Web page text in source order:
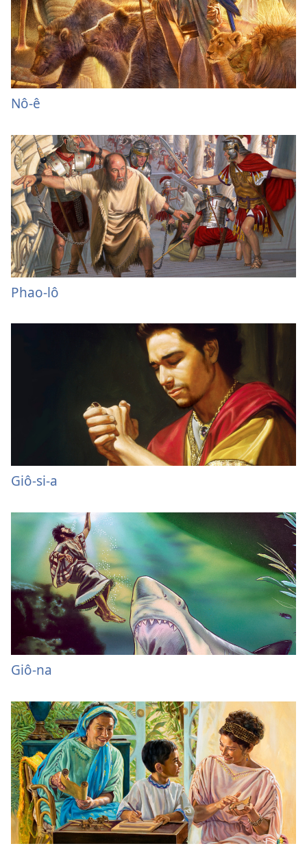
Nô-ê
Phao-lô
Giô-si-a
Giô-na